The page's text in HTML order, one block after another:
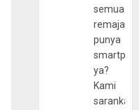
semua
remaja
punya
ya?
Kami
sarankan,